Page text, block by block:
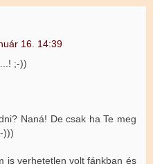
16. 14:39
;-))
Naná! De csak ha Te meg
)))
is verhetetlen volt fánkban és